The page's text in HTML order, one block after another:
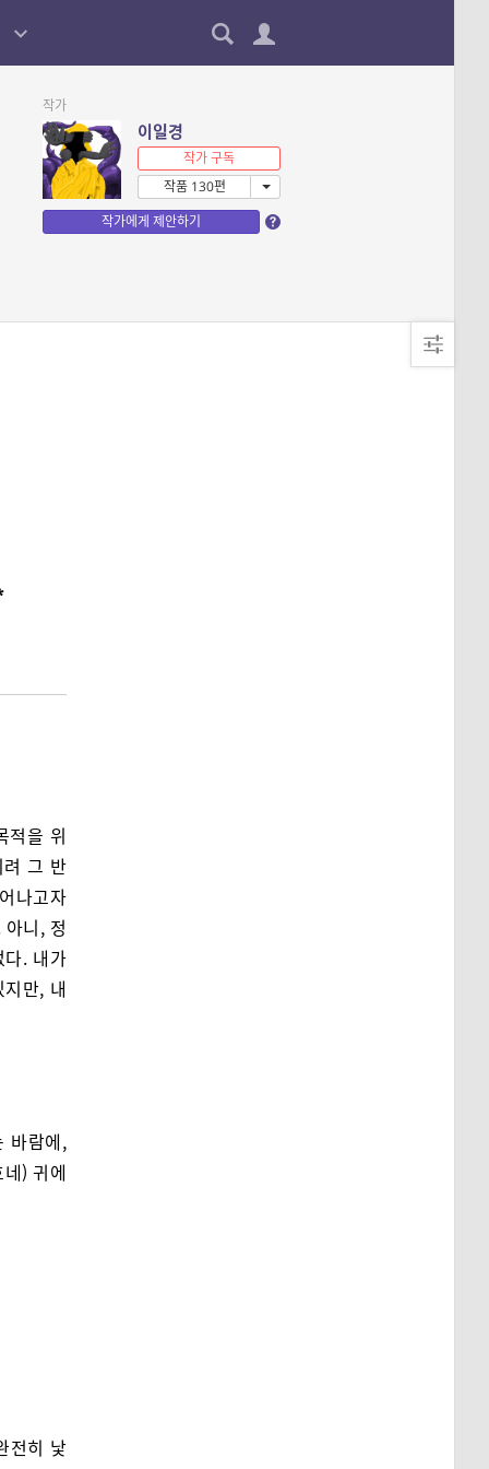
작가
이일경
작가 구독
작품 130편
작가에게 제안하기
적을 위
그 반
나고자
니, 정
다. 내가
만, 내
바람에,
) 귀에
전히 낯